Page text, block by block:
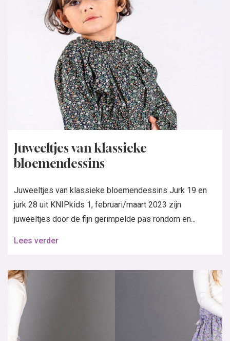
Juweeltjes van klassieke
bloemendessins
Juweeltjes van klassieke bloemendessins Jurk 19 en
jurk 28 uit KNIPkids 1, februari/maart 2023 zijn
juweeltjes door de fijn gerimpelde pas rondom en...
Lees verder